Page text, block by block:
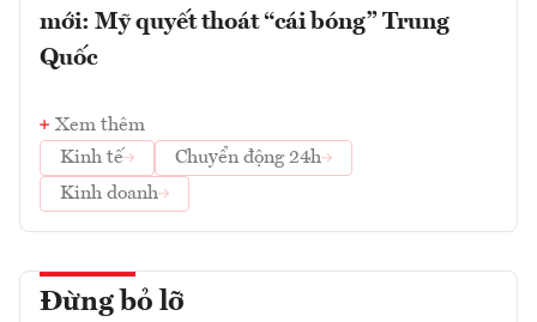
mới: Mỹ quyết thoát “cái bóng” Trung
Quốc
Xem thêm
Kinh tế
Chuyển động 24h
Kinh doanh
Đừng bỏ lỡ